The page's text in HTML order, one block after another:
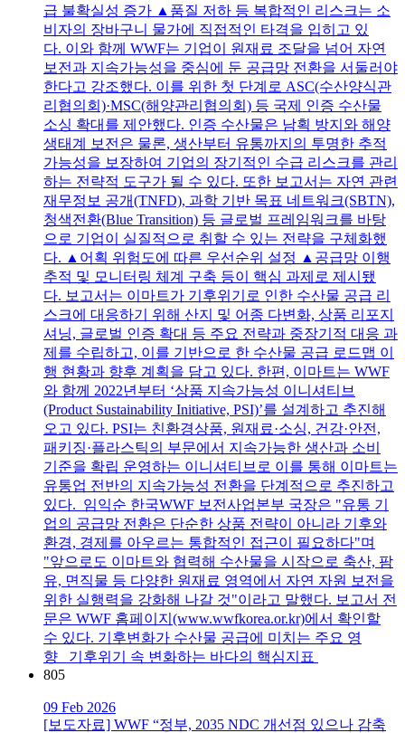
급 불확실성 증가 ▲품질 저하 등 복합적인 리스크는 소
비자의 장바구니 물가에 직접적인 타격을 입히고 있
다. 이와 함께 WWF는 기업이 원재료 조달을 넘어 자연
보전과 지속가능성을 중심에 둔 공급망 전환을 서둘러야
한다고 강조했다. 이를 위한 첫 단계로 ASC(수산양식관
리협의회)·MSC(해양관리협의회) 등 국제 인증 수산물
소싱 확대를 제안했다. 인증 수산물은 남획 방지와 해양
생태계 보전은 물론, 생산부터 유통까지의 투명한 추적
가능성을 보장하여 기업의 장기적인 수급 리스크를 관리
하는 전략적 도구가 될 수 있다. 또한 보고서는 자연 관련
재무정보 공개(TNFD), 과학 기반 목표 네트워크(SBTN),
청색전환(Blue Transition) 등 글로벌 프레임워크를 바탕
으로 기업이 실질적으로 취할 수 있는 전략을 구체화했
다. ▲어획 위험도에 따른 우선순위 설정 ▲공급망 이행
추적 및 모니터링 체계 구축 등이 핵심 과제로 제시됐
다. 보고서는 이마트가 기후위기로 인한 수산물 공급 리
스크에 대응하기 위해 산지 및 어종 다변화, 상품 리포지
셔닝, 글로벌 인증 확대 등 주요 전략과 중장기적 대응 과
제를 수립하고, 이를 기반으로 한 수산물 공급 로드맵 이
행 현황과 향후 계획을 담고 있다. 한편, 이마트는 WWF
와 함께 2022년부터 ‘상품 지속가능성 이니셔티브
(Product Sustainability Initiative, PSI)’를 설계하고 추진해
오고 있다. PSI는 친환경상품, 원재료·소싱, 건강·안전,
패키징·플라스틱의 부문에서 지속가능한 생산과 소비
기준을 확립 운영하는 이니셔티브로 이를 통해 이마트는
유통업 전반의 지속가능성 전환을 단계적으로 추진하고
있다. 임익순 한국WWF 보전사업본부 국장은 "유통 기
업의 공급망 전환은 단순한 상품 전략이 아니라 기후와
환경, 경제를 아우르는 통합적인 접근이 필요하다"며
"앞으로도 이마트와 협력해 수산물을 시작으로 축산, 팜
유, 면직물 등 다양한 원재료 영역에서 자연 자원 보전을
위한 실행력을 강화해 나갈 것"이라고 말했다. 보고서 전
문은 WWF 홈페이지(www.wwfkorea.or.kr)에서 확인할
수 있다. 기후변화가 수산물 공급에 미치는 주요 영
향 기후위기 속 변화하는 바다의 핵심지표
805
09 Feb 2026
[보도자료] WWF “정부, 2035 NDC 개선점 있으나 감축